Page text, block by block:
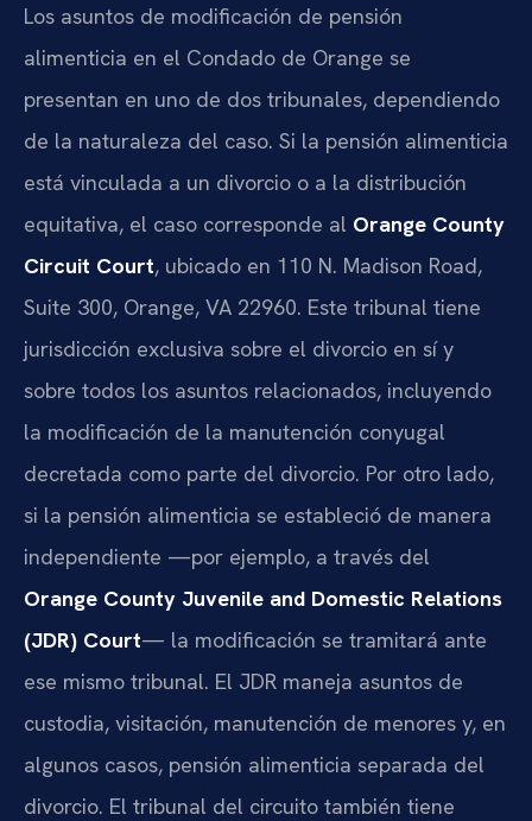
Los asuntos de modificación de pensión
alimenticia en el Condado de Orange se
presentan en uno de dos tribunales, dependiendo
de la naturaleza del caso. Si la pensión alimenticia
está vinculada a un divorcio o a la distribución
equitativa, el caso corresponde al Orange County
Circuit Court, ubicado en 110 N. Madison Road,
Suite 300, Orange, VA 22960. Este tribunal tiene
jurisdicción exclusiva sobre el divorcio en sí y
sobre todos los asuntos relacionados, incluyendo
la modificación de la manutención conyugal
decretada como parte del divorcio. Por otro lado,
si la pensión alimenticia se estableció de manera
independiente —por ejemplo, a través del
Orange County Juvenile and Domestic Relations
(JDR) Court— la modificación se tramitará ante
ese mismo tribunal. El JDR maneja asuntos de
custodia, visitación, manutención de menores y, en
algunos casos, pensión alimenticia separada del
divorcio. El tribunal del circuito también tiene